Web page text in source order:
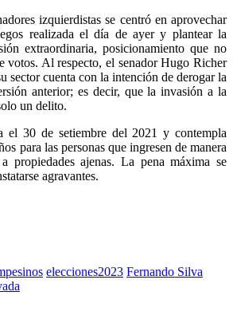
izquierdistas se centró en aprovechar
realizada el día de ayer y plantear la
extraordinaria, posicionamiento que no
votos. Al respecto, el senador Hugo Richer
sector cuenta con la intención de derogar la
anterior; es decir, que la invasión a la
un delito.
el 30 de setiembre del 2021 y contempla
para las personas que ingresen de manera
propiedades ajenas. La pena máxima se
agravantes.
elecciones2023 Fernando Silva